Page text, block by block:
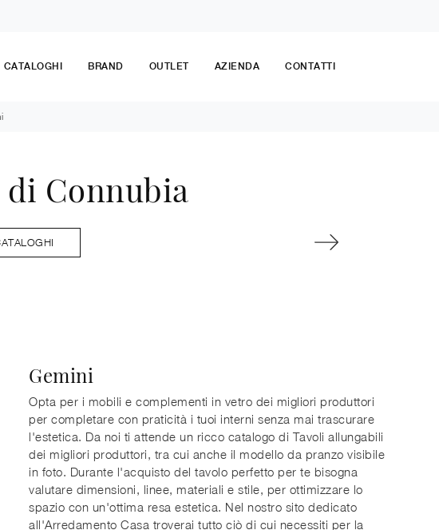
CATALOGHI BRAND OUTLET AZIENDA CONTATTI
Connubia
Gemini
Opta per i mobili e complementi in vetro dei migliori produttori
per completare con praticità i tuoi interni senza mai trascurare
l'estetica. Da noi ti attende un ricco catalogo di Tavoli allungabili
dei migliori produttori, tra cui anche il modello da pranzo visibile
in foto. Durante l'acquisto del tavolo perfetto per te bisogna
valutare dimensioni, linee, materiali e stile, per ottimizzare lo
spazio con un'ottima resa estetica. Nel nostro sito dedicato
all'Arredamento Casa troverai tutto ciò di cui necessiti per la